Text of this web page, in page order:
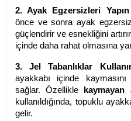
2. Ayak Egzersizleri Yapın
önce ve sonra ayak
güçlendirir ve esnekliğini
içinde daha rahat olmasına
3. Jel Tabanlıklar
ayakkabı içinde
sağlar. Özellikle
kaymayan
kullanıldığında, topuklu
gelir.